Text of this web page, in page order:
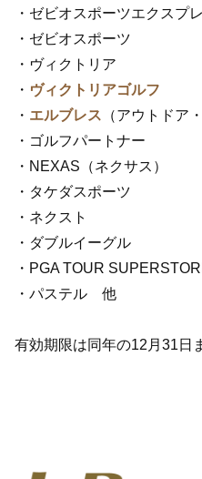
・ゼビオスポーツエクスプ
・ゼビオスポーツ
・ヴィクトリア
・ ヴィクトリアゴルフ
・ エルブレス （アウトドア
・ゴルフパートナー
・NEXAS（ネクサス）
・タケダスポーツ
・ネクスト
・ダブルイーグル
・PGA TOUR
・パステル 他
有効期限は同年の12月31日